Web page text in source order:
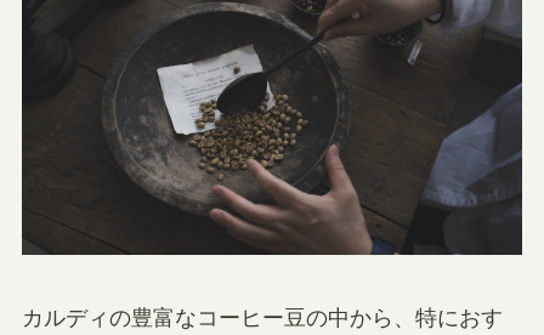
カルディの豊富なコーヒー豆の中から、特におす